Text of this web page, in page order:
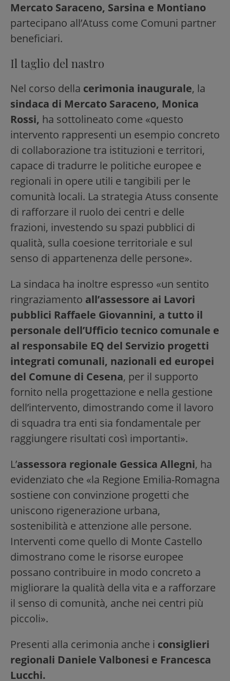
Mercato Saraceno, Sarsina e Montiano
partecipano all’Atuss come Comuni partner
beneficiari.
Il taglio del nastro
Nel corso della cerimonia inaugurale, la
sindaca di Mercato Saraceno, Monica
Rossi, ha sottolineato come «questo
intervento rappresenti un esempio concreto
di collaborazione tra istituzioni e territori,
capace di tradurre le politiche europee e
regionali in opere utili e tangibili per le
comunità locali. La strategia Atuss consente
di rafforzare il ruolo dei centri e delle
frazioni, investendo su spazi pubblici di
qualità, sulla coesione territoriale e sul
senso di appartenenza delle persone».
La sindaca ha inoltre espresso «un sentito
ringraziamento all’assessore ai Lavori
pubblici Raffaele Giovannini, a tutto il
personale dell’Ufficio tecnico comunale e
al responsabile EQ del Servizio progetti
integrati comunali, nazionali ed europei
del Comune di Cesena, per il supporto
fornito nella progettazione e nella gestione
dell’intervento, dimostrando come il lavoro
di squadra tra enti sia fondamentale per
raggiungere risultati così importanti».
L’assessora regionale Gessica Allegni, ha
evidenziato che «la Regione Emilia-Romagna
sostiene con convinzione progetti che
uniscono rigenerazione urbana,
sostenibilità e attenzione alle persone.
Interventi come quello di Monte Castello
dimostrano come le risorse europee
possano contribuire in modo concreto a
migliorare la qualità della vita e a rafforzare
il senso di comunità, anche nei centri più
piccoli».
Presenti alla cerimonia anche i consiglieri
regionali Daniele Valbonesi e Francesca
Lucchi.